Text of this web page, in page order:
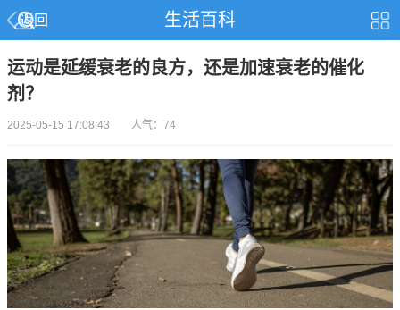
返回 生活百科
运动是延缓衰老的良方，还是加速衰老的催化
剂？
2025-05-15 17:08:43 人气：74